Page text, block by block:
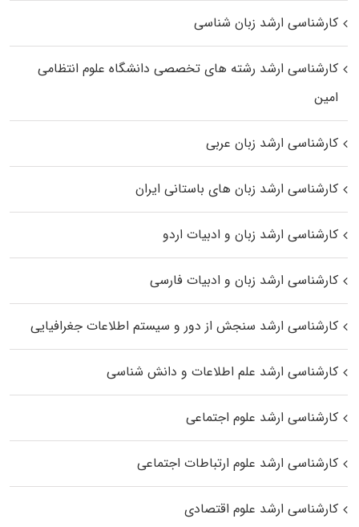
کارشناسی ارشد زبان شناسی
کارشناسی ارشد رﺷﺘﻪ ﻫﺎی تخصصی داﻧﺸﮕﺎه ﻋﻠﻮم انتظامی
اﻣﻴﻦ
کارشناسی ارشد زبان عربی
کارشناسی ارشد زبان‌ های باستانی ایران
کارشناسی ارشد زبان و ادبیات اردو
کارشناسی ارشد زبان و ادبیات فارسی
کارشناسی ارشد سنجش از دور و سیستم اطلاعات جغرافیایی
کارشناسی ارشد علم اطلاعات و دانش شناسی
کارشناسی ارشد علوم اجتماعی
کارشناسی ارشد علوم ارتباطات اجتماعی
کارشناسی ارشد علوم اقتصادی